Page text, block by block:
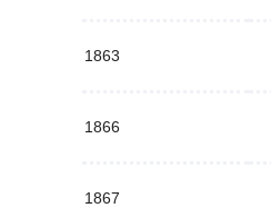
1863
1866
1867